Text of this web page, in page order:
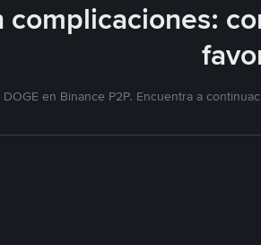
complicaciones:
DOGE en Binance P2P. Encuentra a